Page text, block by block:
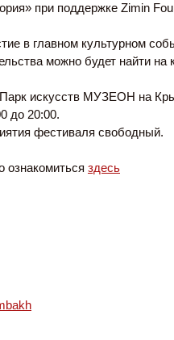
при поддержке Zimin
в главном культурном
можно будет найти на
искусств МУЗЕОН на
до 20:00.
фестиваля свободный.
ознакомиться здесь